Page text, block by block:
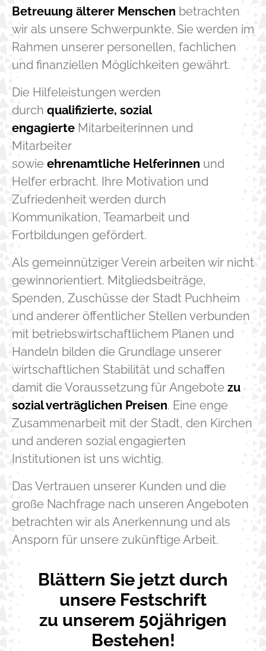
Betreuung älterer Menschen betrachten
wir als unsere Schwerpunkte. Sie werden im
Rahmen unserer personellen, fachlichen
und finanziellen Möglichkeiten gewährt.
Die Hilfeleistungen werden
durch qualifizierte, sozial
engagierte Mitarbeiterinnen und
Mitarbeiter
sowie ehrenamtliche Helferinnen und
Helfer erbracht. Ihre Motivation und
Zufriedenheit werden durch
Kommunikation, Teamarbeit und
Fortbildungen gefördert.
Als gemeinnütziger Verein arbeiten wir nicht
gewinnorientiert. Mitgliedsbeiträge,
Spenden, Zuschüsse der Stadt Puchheim
und anderer öffentlicher Stellen verbunden
mit betriebswirtschaftlichem Planen und
Handeln bilden die Grundlage unserer
wirtschaftlichen Stabilität und schaffen
damit die Voraussetzung für Angebote zu
sozial verträglichen Preisen. Eine enge
Zusammenarbeit mit der Stadt, den Kirchen
und anderen sozial engagierten
Institutionen ist uns wichtig.
Das Vertrauen unserer Kunden und die
große Nachfrage nach unseren Angeboten
betrachten wir als Anerkennung und als
Ansporn für unsere zukünftige Arbeit.
Blättern Sie jetzt durch
unsere Festschrift
zu unserem 50jährigen
Bestehen!